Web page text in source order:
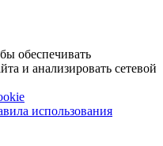
обеспечивать
и анализировать сетевой
использования